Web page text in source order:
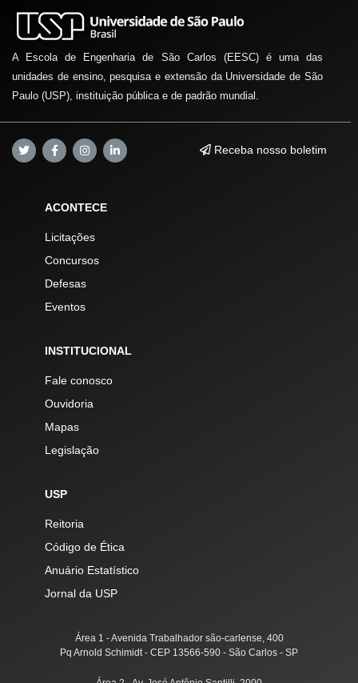
A Escola de Engenharia de São Carlos (EESC) é uma das
unidades de ensino, pesquisa e extensão da Universidade de São
Paulo (USP), instituição pública e de padrão mundial.
Receba nosso boletim
ACONTECE
Licitações
Concursos
Defesas
Eventos
INSTITUCIONAL
Fale conosco
Ouvidoria
Mapas
Legislação
USP
Reitoria
Código de Ética
Anuário Estatístico
Jornal da USP
Área 1 - Avenida Trabalhador são-carlense, 400
Pq Arnold Schimidt - CEP 13566-590 - São Carlos - SP